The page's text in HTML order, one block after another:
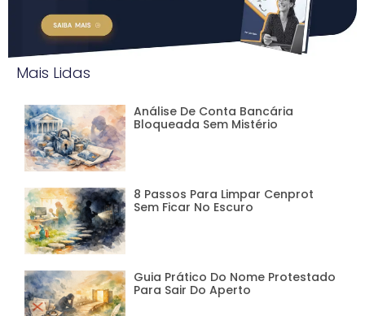
Mais Lidas
Análise De Conta Bancária
Bloqueada Sem Mistério
8 Passos Para Limpar Cenprot
Sem Ficar No Escuro
Guia Prático Do Nome Protestado
Para Sair Do Aperto